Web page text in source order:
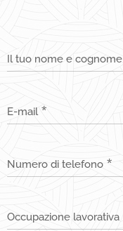
Il tuo nome e cognome
E-mail
Numero di telefono
Occupazione lavorativa